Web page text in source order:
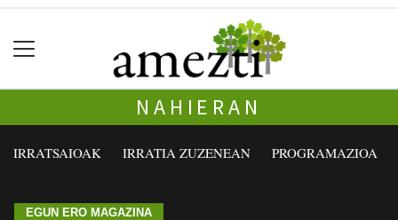
NAHIERAN
IRRATSAIOAK IRRATIA ZUZENEAN PROGRAMAZIOA
EGUN ERO MAGAZINA